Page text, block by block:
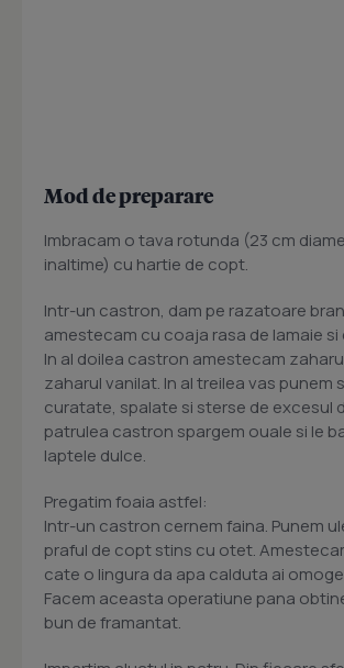
Mod de preparare
Imbracam o tava rotunda (23 cm
inaltime) cu hartie de copt.
Intr-un castron, dam pe razatoare
amestecam cu coaja rasa de lamaie
In al doilea castron amestecam
zaharul vanilat. In al treilea vas punem
curatate, spalate si sterse de excesul
patrulea castron spargem ouale si le
laptele dulce.
Pregatim foaia astfel:
Intr-un castron cernem faina. Punem
praful de copt stins cu otet.
cate o lingura da apa calduta ai
Facem aceasta operatiune pana
bun de framantat.